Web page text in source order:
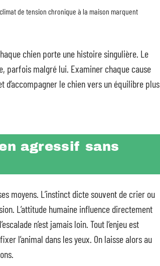
de tension chronique à la maison marquent
chien porte une histoire singulière. Le
parfois malgré lui. Examiner chaque cause
le chien vers un équilibre plus
agressif sans
moyens. L’instinct dicte souvent de crier ou
L’attitude humaine influence directement
n’est jamais loin. Tout l’enjeu est
l’animal dans les yeux. On laisse alors au